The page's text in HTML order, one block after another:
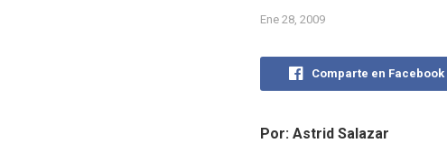
Ene 28, 2009
Comparte en Facebook
Por: Astrid Salazar